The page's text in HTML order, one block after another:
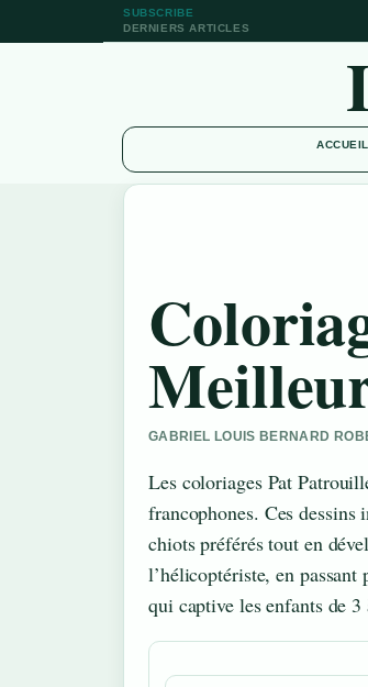
SUBSCRIBE
DERNIERS ARTICLES
ACCUEIL
GABRIEL LOUIS BERNARD
Les coloriages Pat
francophones. Ces
chiots préférés tout en
l’hélicoptériste, en
qui captive les enfants de 3